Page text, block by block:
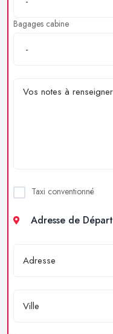
Bagages cabine
Taxi conventionné
Adresse de Départ